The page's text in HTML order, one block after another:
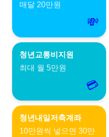
매달 20만원
💸
청년교통비지원
최대 월 5만원
💳
청년내일저축계좌
10만원씩 넣으면 30만